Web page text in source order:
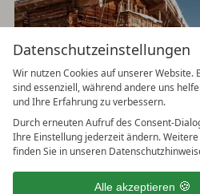
Datenschutzeinstellungen
Wir nutzen Cookies auf unserer Website.
sind essenziell, während andere uns
und Ihre Erfahrung zu verbessern.
Durch erneuten Aufruf des Consent-
Ihre Einstellung jederzeit ändern.
finden Sie in unseren
Alle akzeptieren
Saalbach-